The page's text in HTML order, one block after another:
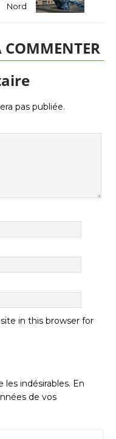
Nord
COMMENTER
pas publiée.
in this browser for
indésirables. En
de vos